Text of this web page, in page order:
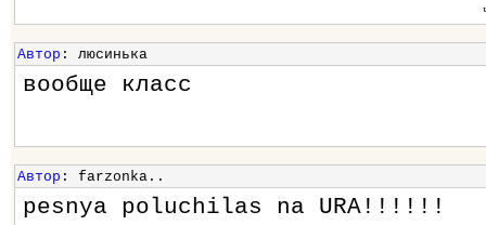
Автор : люсинька
вообще класс
Автор : farzonka..
pesnya poluchilas na URA!!!!!!